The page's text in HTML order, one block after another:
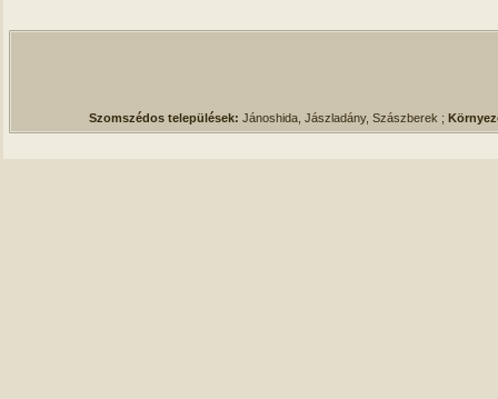
Szomszédos települések: Jánoshida, Jászladány, Szászberek ;